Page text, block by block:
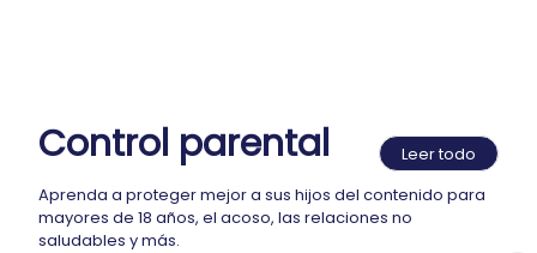
Control parental
Leer todo
Aprenda a proteger mejor a sus hijos del contenido para
mayores de 18 años, el acoso, las relaciones no
saludables y más.